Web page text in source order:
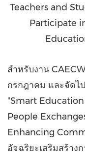
Teachers and
Participate
สำหรับงาน
กรกฎาคม และจัดไ
"Smart
People
Enhancing
อัจฉริยะเสริมสร้าง